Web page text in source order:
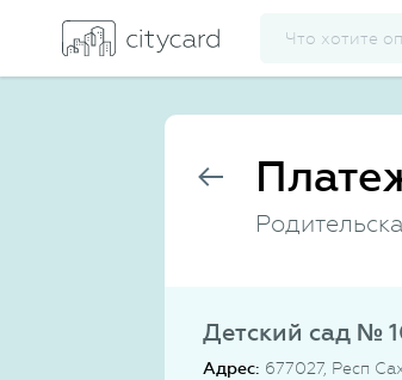
Детский сад №
Адрес: 677027, Респ